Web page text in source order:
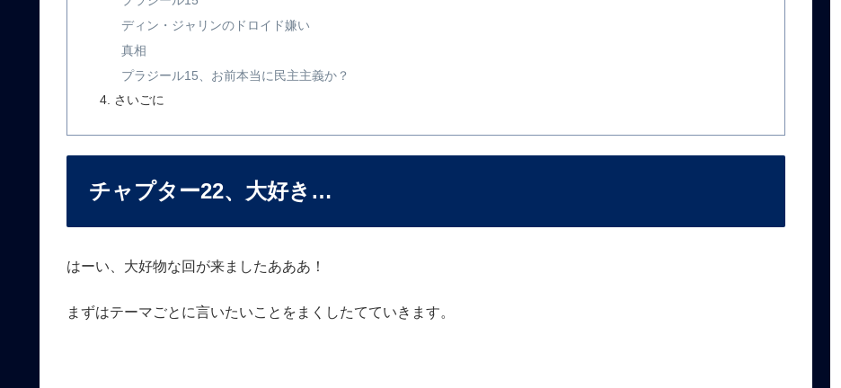
ディン・ジャリンのドロイド嫌い
真相
プラジール15、お前本当に民主主義か？
さいごに
チャプター22、大好き…
はーい、大好物な回が来ましたあああ！
まずはテーマごとに言いたいことをまくしたてていきます。